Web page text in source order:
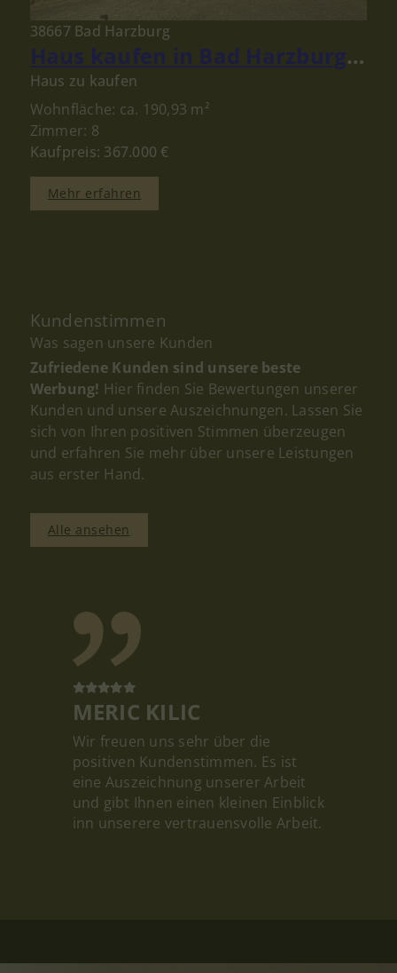
38667 Bad Harzburg
Haus kaufen in Bad Harzburg: Gepflegtes Ein- bis Zweifamilienhaus mit großem Grundstück!
Haus zu kaufen
Wohnfläche: ca. 190,93 m²
Zimmer: 8
Kaufpreis: 367.000 €
Mehr erfahren
Kundenstimmen
Was sagen unsere Kunden
Zufriedene Kunden sind unsere beste
Werbung! Hier finden Sie Bewertungen unserer
Kunden und unsere Auszeichnungen. Lassen Sie
sich von Ihren positiven Stimmen überzeugen
und erfahren Sie mehr über unsere Leistungen
aus erster Hand.
Alle ansehen
MERIC KILIC
Wir freuen uns sehr über die
positiven Kundenstimmen. Es ist
eine Auszeichnung unserer Arbeit
und gibt Ihnen einen kleinen Einblick
inn unserere vertrauensvolle Arbeit.